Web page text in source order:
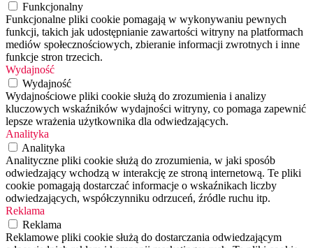
Funkcjonalny
Funkcjonalne pliki cookie pomagają w wykonywaniu pewnych
funkcji, takich jak udostępnianie zawartości witryny na platformach
mediów społecznościowych, zbieranie informacji zwrotnych i inne
funkcje stron trzecich.
Wydajność
Wydajność
Wydajnościowe pliki cookie służą do zrozumienia i analizy
kluczowych wskaźników wydajności witryny, co pomaga zapewnić
lepsze wrażenia użytkownika dla odwiedzających.
Analityka
Analityka
Analityczne pliki cookie służą do zrozumienia, w jaki sposób
odwiedzający wchodzą w interakcję ze stroną internetową. Te pliki
cookie pomagają dostarczać informacje o wskaźnikach liczby
odwiedzających, współczynniku odrzuceń, źródle ruchu itp.
Reklama
Reklama
Reklamowe pliki cookie służą do dostarczania odwiedzającym